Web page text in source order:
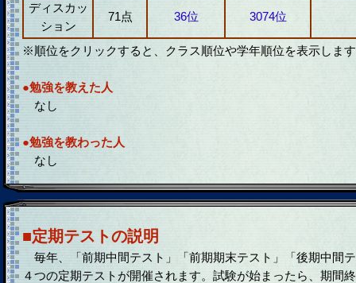
ディスカッ
ション
71点 36位 3074位
※順位をクリックすると、クラス順位や学年順位を表示しま
●勉強を教えた人
なし
●勉強を教わった人
なし
■定期テストの説明
毎年、「前期中間テスト」「前期期末テスト」「後期中間
４つの定期テストが開催されます。試験が始まったら、期間